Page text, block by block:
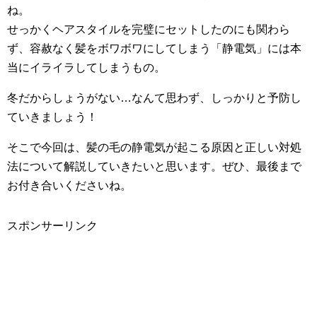
ね。
せっかくヘアスタイルを完璧にセットしたのにも関わら
ず、容赦なく髪をボワボワにしてしまう「静電気」には本
当にイライラしてしまうもの。
冬だからしょうがない…なんて思わず、しっかりと予防し
ていきましょう！
そこで今回は、髪の毛の静電気が起こる原因と正しい対処
法について解説していきたいと思います。ぜひ、最後まで
お付き合いくださいね。
スポンサーリンク